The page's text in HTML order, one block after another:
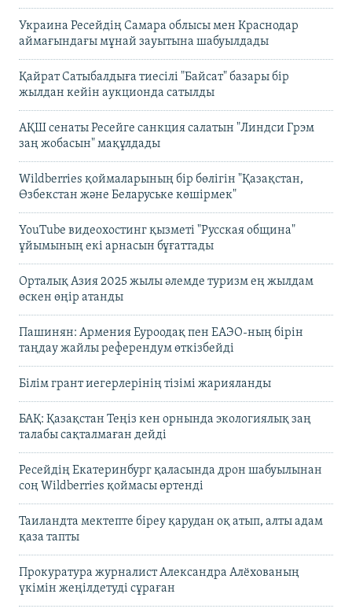
Украина Ресейдің Самара облысы мен Краснодар
аймағындағы мұнай зауытына шабуылдады
Қайрат Сатыбалдыға тиесілі "Байсат" базары бір
жылдан кейін аукционда сатылды
АҚШ сенаты Ресейге санкция салатын "Линдси Грэм
заң жобасын" мақұлдады
Wildberries қоймаларының бір бөлігін "Қазақстан,
Өзбекстан және Беларуське көшірмек"
YouTube видеохостинг қызметі "Русская община"
ұйымының екі арнасын бұғаттады
Орталық Азия 2025 жылы әлемде туризм ең жылдам
өскен өңір атанды
Пашинян: Армения Еуроодақ пен ЕАЭО-ның бірін
таңдау жайлы референдум өткізбейді
Білім грант иегерлерінің тізімі жарияланды
БАҚ: Қазақстан Теңіз кен орнында экологиялық заң
талабы сақталмаған дейді
Ресейдің Екатеринбург қаласында дрон шабуылынан
соң Wildberries қоймасы өртенді
Таиландта мектепте біреу қарудан оқ атып, алты адам
қаза тапты
Прокуратура журналист Александра Алёхованың
үкімін жеңілдетуді сұраған